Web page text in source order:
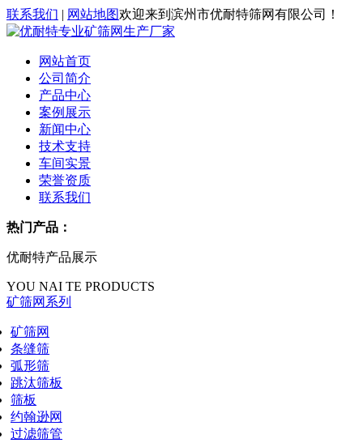
联系我们 | 网站地图欢迎来到滨州市优耐特筛网有限公司！
网站首页
公司简介
产品中心
案例展示
新闻中心
技术支持
车间实景
荣誉资质
联系我们
热门产品：
优耐特产品展示
YOU NAI TE PRODUCTS
矿筛网系列
矿筛网
条缝筛
弧形筛
跳汰筛板
筛板
约翰逊网
过滤筛管